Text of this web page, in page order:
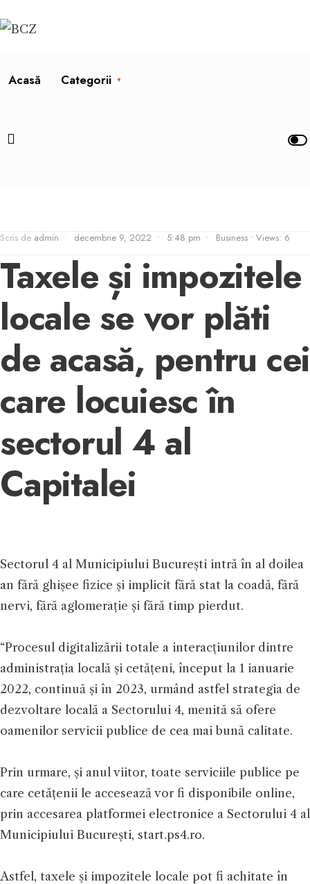
Acasă Categorii
Scris de admin • decembrie 9, 2022 • 5:48 pm • Business • Views: 6
Taxele și impozitele
locale se vor plăti
de acasă, pentru cei
care locuiesc în
sectorul 4 al
Capitalei
Sectorul 4 al Municipiului București intră în al doilea
an fără ghișee fizice și implicit fără stat la coadă, fără
nervi, fără aglomerație și fără timp pierdut.
“Procesul digitalizării totale a interacțiunilor dintre
administrația locală și cetățeni, început la 1 ianuarie
2022, continuă și în 2023, urmând astfel strategia de
dezvoltare locală a Sectorului 4, menită să ofere
oamenilor servicii publice de cea mai bună calitate.
Prin urmare, și anul viitor, toate serviciile publice pe
care cetățenii le accesează vor fi disponibile online,
prin accesarea platformei electronice a Sectorului 4 al
Municipiului București, start.ps4.ro.
Astfel, taxele și impozitele locale pot fi achitate în